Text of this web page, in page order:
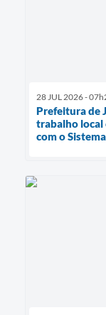
28 JUL 2026 -
Prefeitura de
trabalho local
com o